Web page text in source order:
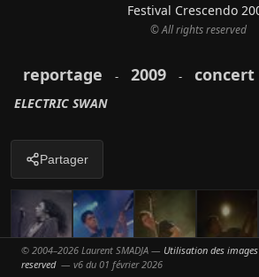
reportage - 2009 - concert
ELECTRIC SWAN
Partager
Festival Crescendo
© All rights reserved
© 2004–2026 Laurent SMADJA — Utilisation des
reserved— v6 du 01 février 2026